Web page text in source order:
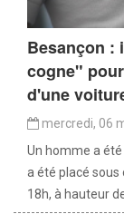
Besançon :
cogne"
d'une
mercredi, 06
Un homme a été
a été placé sous
18h, à hauteur